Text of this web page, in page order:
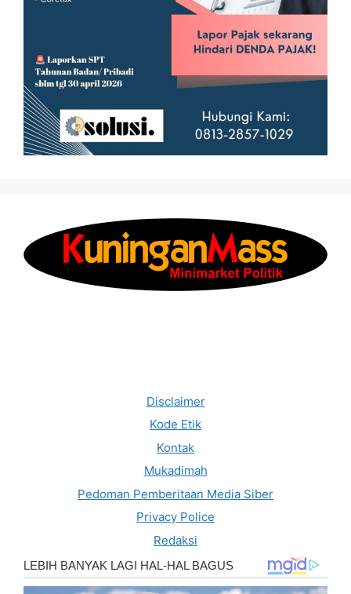
Disclaimer
Kode Etik
Kontak
Mukadimah
Pedoman Pemberitaan Media Siber
Privacy Police
Redaksi